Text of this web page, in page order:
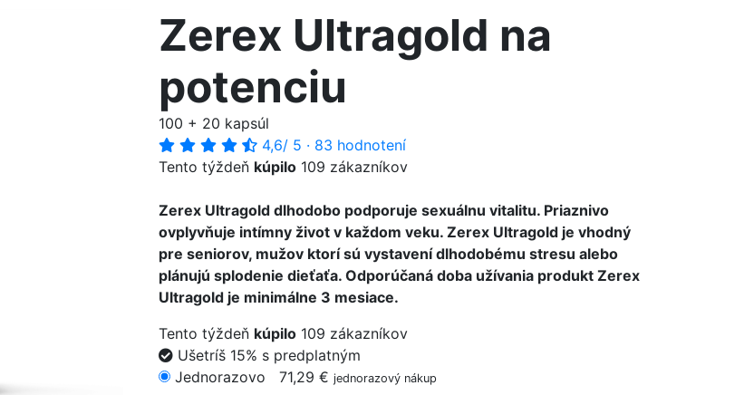
Zerex Ultragold na
potenciu
100 + 20 kapsúl
4,6/ 5 · 83 hodnotení
Tento týždeň kúpilo 109 zákazníkov
Zerex Ultragold dlhodobo podporuje sexuálnu vitalitu. Priaznivo
ovplyvňuje intímny život v každom veku. Zerex Ultragold je vhodný
pre seniorov, mužov ktorí sú vystavení dlhodobému stresu alebo
plánujú splodenie dieťaťa. Odporúčaná doba užívania produkt Zerex
Ultragold je minimálne 3 mesiace.
Tento týždeň kúpilo 109 zákazníkov
Ušetríš 15% s predplatným
Jednorazovo
71,29 € jednorazový nákup